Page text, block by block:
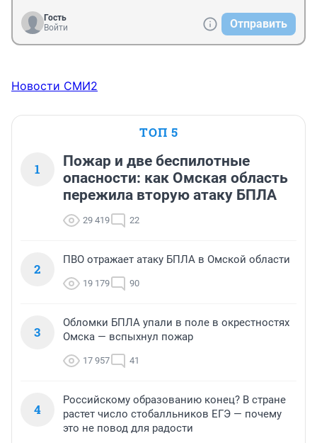
Гость
Войти
Отправить
Новости СМИ2
ТОП 5
1
Пожар и две беспилотные
опасности: как Омская область
пережила вторую атаку БПЛА
29 419 22
2
ПВО отражает атаку БПЛА в Омской области
19 179 90
3
Обломки БПЛА упали в поле в окрестностях
Омска — вспыхнул пожар
17 957 41
4
Российскому образованию конец? В стране
растет число стобалльников ЕГЭ — почему
это не повод для радости